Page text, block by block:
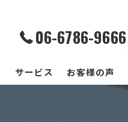
06-6786-9666
サービス お客様の声